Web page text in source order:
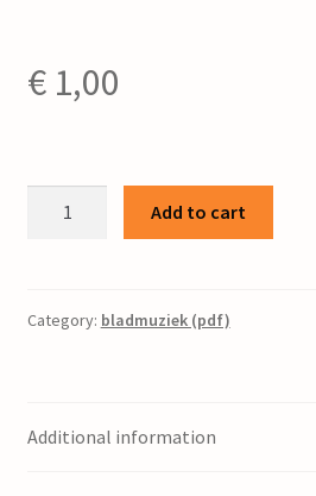
€1,00
/
Add to cart
Category: bladmuziek (pdf)
Additional information